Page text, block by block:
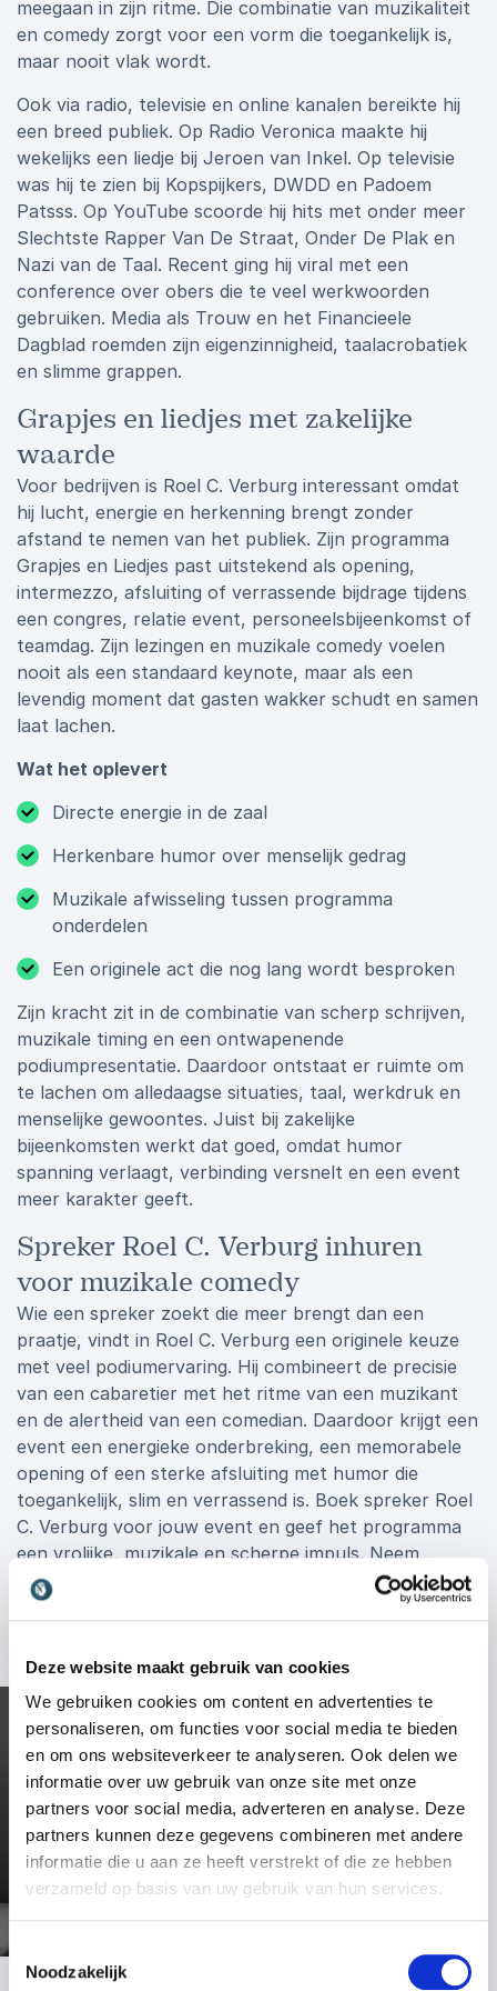
Deze website maakt gebruik van cookies
We gebruiken cookies om content en advertenties te
personaliseren, om functies voor social media te bieden
en om ons websiteverkeer te analyseren. Ook delen we
informatie over uw gebruik van onze site met onze
partners voor social media, adverteren en analyse. Deze
partners kunnen deze gegevens combineren met andere
informatie die u aan ze heeft verstrekt of die ze hebben
verzameld op basis van uw gebruik van hun services.
Toestemmingsselectie
Noodzakelijk
meegaan in zijn ritme. Die combinatie van muzikaliteit
en comedy zorgt voor een vorm die toegankelijk is,
maar nooit vlak wordt.
Ook via radio, televisie en online kanalen bereikte hij
een breed publiek. Op Radio Veronica maakte hij
wekelijks een liedje bij Jeroen van Inkel. Op televisie
was hij te zien bij Kopspijkers, DWDD en Padoem
Patsss. Op YouTube scoorde hij hits met onder meer
Slechtste Rapper Van De Straat, Onder De Plak en
Nazi van de Taal. Recent ging hij viral met een
conference over obers die te veel werkwoorden
gebruiken. Media als Trouw en het Financieele
Dagblad roemden zijn eigenzinnigheid, taalacrobatiek
en slimme grappen.
Grapjes en liedjes met zakelijke
waarde
Voor bedrijven is Roel C. Verburg interessant omdat
hij lucht, energie en herkenning brengt zonder
afstand te nemen van het publiek. Zijn programma
Grapjes en Liedjes past uitstekend als opening,
intermezzo, afsluiting of verrassende bijdrage tijdens
een congres, relatie event, personeelsbijeenkomst of
teamdag. Zijn lezingen en muzikale comedy voelen
nooit als een standaard keynote, maar als een
levendig moment dat gasten wakker schudt en samen
laat lachen.
Wat het oplevert
Directe energie in de zaal
Herkenbare humor over menselijk gedrag
Muzikale afwisseling tussen programma
onderdelen
Een originele act die nog lang wordt besproken
Zijn kracht zit in de combinatie van scherp schrijven,
muzikale timing en een ontwapenende
podiumpresentatie. Daardoor ontstaat er ruimte om
te lachen om alledaagse situaties, taal, werkdruk en
menselijke gewoontes. Juist bij zakelijke
bijeenkomsten werkt dat goed, omdat humor
spanning verlaagt, verbinding versnelt en een event
meer karakter geeft.
Spreker Roel C. Verburg inhuren
voor muzikale comedy
Wie een spreker zoekt die meer brengt dan een
praatje, vindt in Roel C. Verburg een originele keuze
met veel podiumervaring. Hij combineert de precisie
van een cabaretier met het ritme van een muzikant
en de alertheid van een comedian. Daardoor krijgt een
event een energieke onderbreking, een memorabele
opening of een sterke afsluiting met humor die
toegankelijk, slim en verrassend is. Boek spreker Roel
C. Verburg voor jouw event en geef het programma
een vrolijke, muzikale en scherpe impuls. Neem
vrijblijvend contact op voor meer informatie of om
meteen een boeking te maken.